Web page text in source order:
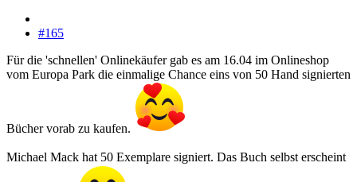
#165
Für die 'schnellen' Onlinekäufer gab es am 16.04 im Onlineshop
vom Europa Park die einmalige Chance eins von 50 Hand signierten
Bücher vorab zu kaufen.
Michael Mack hat 50 Exemplare signiert. Das Buch selbst erscheint